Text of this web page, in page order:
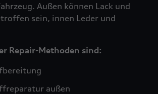
Außen können Lack und
sein, innen Leder und
Repair-Methoden sind:
außen